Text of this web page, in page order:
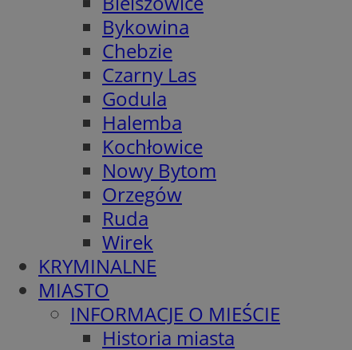
Bykowina
Chebzie
Czarny Las
Godula
Halemba
Kochłowice
Nowy Bytom
Orzegów
Ruda
Wirek
KRYMINALNE
MIASTO
INFORMACJE O MIEŚCIE
Historia miasta